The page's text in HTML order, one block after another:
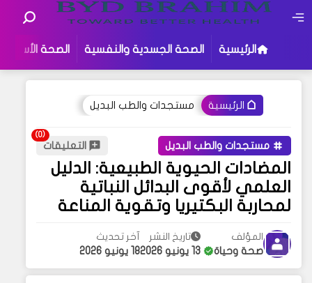
الرئيسية الصحة الجسدية والنفسية الصحة الأسرية
الرئيسية مستجدات والطب البديل
مستجدات والطب البديل التعليقات
المضادات الحيوية الطبيعية: الدليل
العلمي لأقوى البدائل النباتية
لمحاربة البكتيريا وتقوية المناعة
المؤلف
صحة وحياة
تاريخ النشر
13 يونيو 2026
آخر تحديث
18 يونيو 2026